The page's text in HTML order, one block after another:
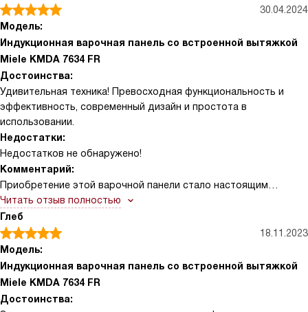
30.04.2024
Модель:
Индукционная варочная панель со встроенной вытяжкой
Miele KMDA 7634 FR
Достоинства:
Удивительная техника! Превосходная функциональность и
эффективность, современный дизайн и простота в
использовании.
Недостатки:
Недостатков не обнаружено!
Комментарий:
Приобретение этой варочной панели стало настоящим
прорывом в моём кулинарном опыте! Каждый день я радуюсь
своему выбору и наслаждаюсь процессом приготовления
пищи. Она не только удобная, но и великолепно справляется
со своими функциями! Особенно впечатлила функция индукции
- она существенно ускоряет процесс приготовления пищи.
справилась за рекордное время! А ещё встроенная вытяжка -
Читать отзыв полностью
Глеб
18.11.2023
Модель:
Индукционная варочная панель со встроенной вытяжкой
Miele KMDA 7634 FR
Достоинства: